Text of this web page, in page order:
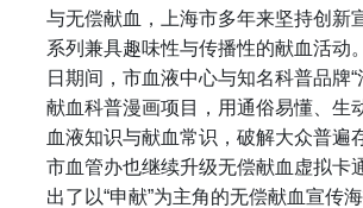
与无偿献血，上海市多年来坚持创新
系列兼具趣味性与传播性的献血活动
日期间，市血液中心与知名科普品牌“
献血科普漫画项目，用通俗易懂、生
血液知识与献血常识，破解大众普遍
市血管办也继续升级无偿献血虚拟卡
出了以“申献”为主角的无偿献血宣传